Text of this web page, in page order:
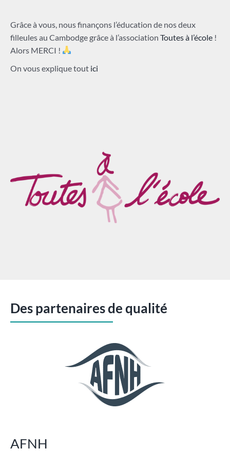
Grâce à vous, nous finançons l’éducation de nos deux
filleules au Cambodge grâce à l’association Toutes à l’école!
Alors MERCI !
On vous explique tout ici
Des partenaires de qualité
AFNH